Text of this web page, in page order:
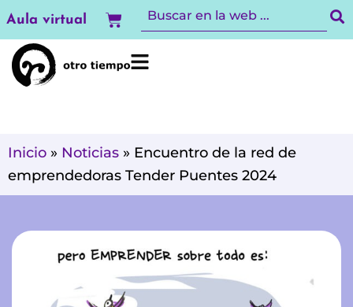
al
contenido
Aula virtual Carrito
Inicio » Noticias » Encuentro de la red de
emprendedoras Tender Puentes 2024